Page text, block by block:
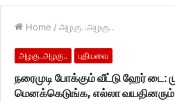
Home / அழகு..அழகு..
அழகு..அழகு.. புதியவை
நரைமுடி போக்கும் வீட்டு ஹேர் டை:
மெனக்கெடுங்க, எல்லா